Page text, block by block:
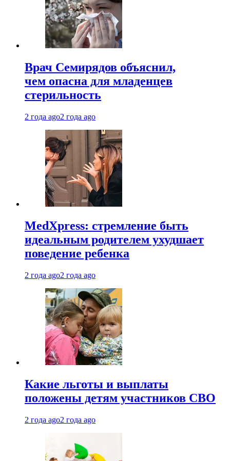
Врач Семирядов объяснил,
чем опасна для младенцев
стерильность
2 года ago2 года ago
MedXpress: стремление быть
идеальным родителем ухудшает
поведение ребенка
2 года ago2 года ago
Какие льготы и выплаты
положены детям участников СВО
2 года ago2 года ago